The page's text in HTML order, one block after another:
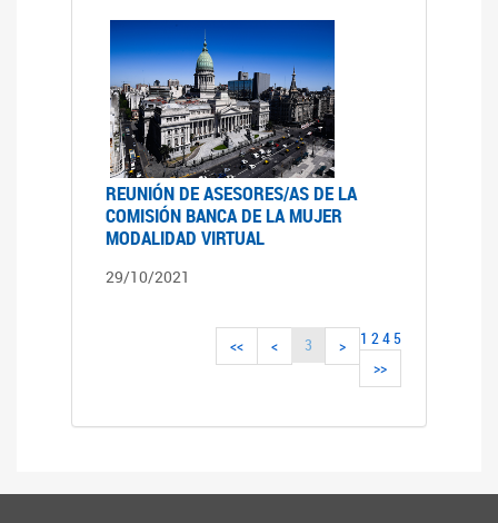
REUNIÓN DE ASESORES/AS DE LA
COMISIÓN BANCA DE LA MUJER
MODALIDAD VIRTUAL
29/10/2021
<< < 1 2
3 4 5
>
>>